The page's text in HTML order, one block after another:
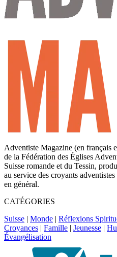
Adventiste Magazine (en français
de la Fédération des Églises
Suisse romande et du Tessin,
au service des croyants
en général.
CATÉGORIES
Suisse | Monde | Réflexions
Croyances | Famille | Jeunesse |
Évangélisation